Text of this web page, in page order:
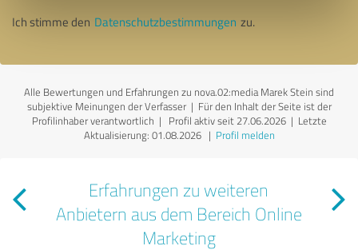
Ich stimme den Datenschutzbestimmungen zu.
Alle Bewertungen und Erfahrungen zu nova.02:media Marek Stein sind
subjektive Meinungen der Verfasser | Für den Inhalt der Seite ist der
Profilinhaber verantwortlich | Profil aktiv seit 27.06.2026 | Letzte
Aktualisierung: 01.08.2026| Profil melden
Erfahrungen zu weiteren
Anbietern aus dem Bereich Online
Marketing